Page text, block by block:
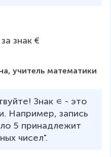
знак €
учитель математики
Знак ∊ - это
Например, запись
5 принадлежит
чисел".